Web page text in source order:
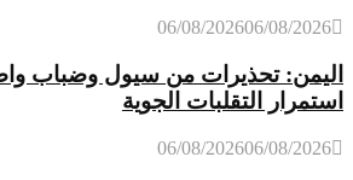
06/08/202606/08/2026
اليمن: تحذيرات من سيول وضباب
استمرار التقلبات الجوية
06/08/202606/08/2026